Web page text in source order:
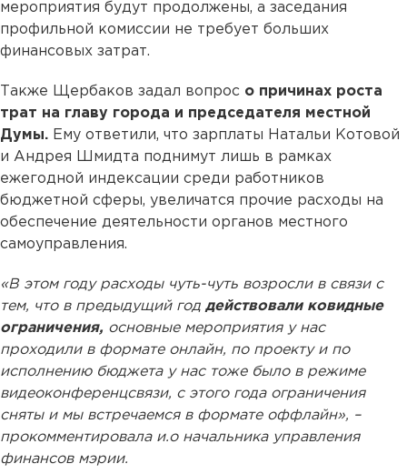
мероприятия будут продолжены, а заседания
профильной комиссии не требует больших
финансовых затрат.
Также Щербаков задал вопрос о причинах роста
трат на главу города и председателя местной
Думы. Ему ответили, что зарплаты Натальи Котовой
и Андрея Шмидта поднимут лишь в рамках
ежегодной индексации среди работников
бюджетной сферы, увеличатся прочие расходы на
обеспечение деятельности органов местного
самоуправления.
«В этом году расходы чуть-чуть возросли в связи с
тем, что в предыдущий год действовали ковидные
ограничения, основные мероприятия у нас
проходили в формате онлайн, по проекту и по
исполнению бюджета у нас тоже было в режиме
видеоконференцсвязи, с этого года ограничения
сняты и мы встречаемся в формате оффлайн», –
прокомментировала и.о начальника управления
финансов мэрии.